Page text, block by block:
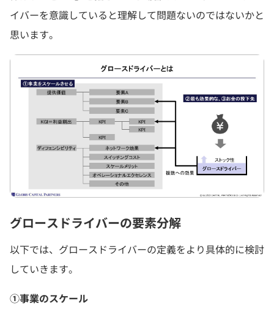
イバーを意識していると理解して問題ないのではないかと
思います。
グロースドライバーの要素分解
以下では、グロースドライバーの定義をより具体的に検討
していきます。
①事業のスケール